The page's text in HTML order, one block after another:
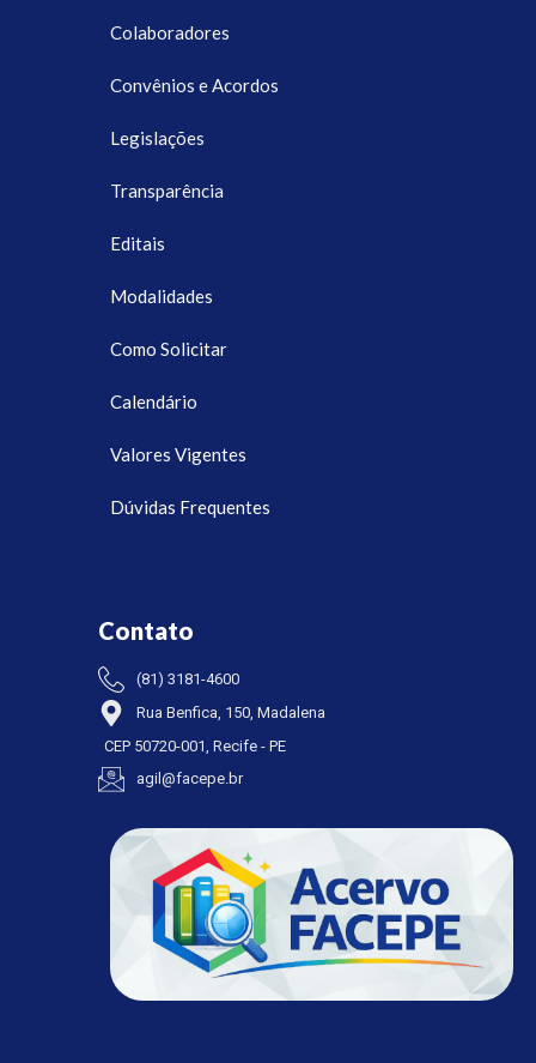
Colaboradores
Convênios e Acordos
Legislações
Transparência
Editais
Modalidades
Como Solicitar
Calendário
Valores Vigentes
Dúvidas Frequentes
Contato
(81) 3181-4600
Rua Benfica, 150, Madalena
CEP 50720-001, Recife - PE
agil@facepe.br